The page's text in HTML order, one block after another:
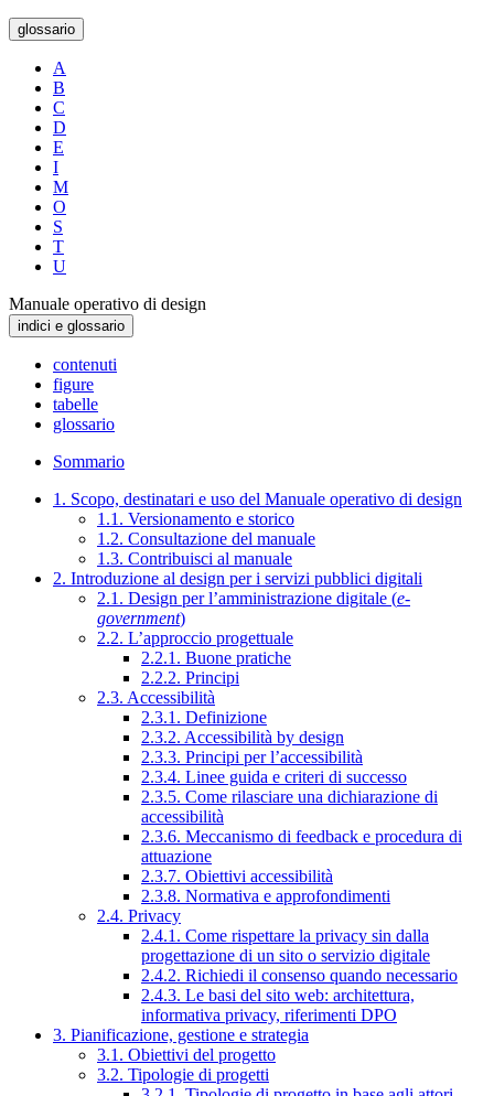
glossario
A
B
C
D
E
I
M
O
S
T
U
Manuale operativo di design
indici e glossario
contenuti
figure
tabelle
glossario
Sommario
1. Scopo, destinatari e uso del Manuale operativo di design
1.1. Versionamento e storico
1.2. Consultazione del manuale
1.3. Contribuisci al manuale
2. Introduzione al design per i servizi pubblici digitali
2.1. Design per l’amministrazione digitale (e-
government)
2.2. L’approccio progettuale
2.2.1. Buone pratiche
2.2.2. Principi
2.3. Accessibilità
2.3.1. Definizione
2.3.2. Accessibilità by design
2.3.3. Principi per l’accessibilità
2.3.4. Linee guida e criteri di successo
2.3.5. Come rilasciare una dichiarazione di
accessibilità
2.3.6. Meccanismo di feedback e procedura di
attuazione
2.3.7. Obiettivi accessibilità
2.3.8. Normativa e approfondimenti
2.4. Privacy
2.4.1. Come rispettare la privacy sin dalla
progettazione di un sito o servizio digitale
2.4.2. Richiedi il consenso quando necessario
2.4.3. Le basi del sito web: architettura,
informativa privacy, riferimenti DPO
3. Pianificazione, gestione e strategia
3.1. Obiettivi del progetto
3.2. Tipologie di progetti